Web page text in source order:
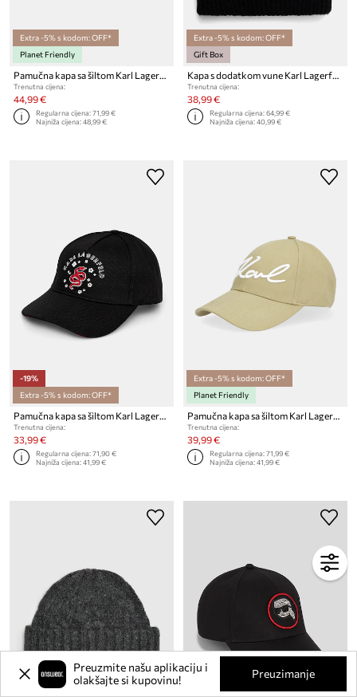
Extra -5% s kodom: OFF*
Planet Friendly
Trenutna cijena:
44,99 €
Regularna cijena:71,99 €
Najniža cijena:48,99 €
Extra -5% s kodom: OFF*
Gift Box
Trenutna cijena:
38,99 €
Regularna cijena:64,99 €
Najniža cijena:40,99 €
-19%
Extra -5% s kodom: OFF*
Pamučna kapa sa šiltom Karl Lagerfeld
Trenutna cijena:
33,99 €
Regularna cijena:71,90 €
Najniža cijena:41,99 €
Extra -5% s kodom: OFF*
Planet Friendly
Pamučna kapa sa šiltom Karl Lagerfeld K/SIGNATURE
Trenutna cijena:
39,99 €
Regularna cijena:71,99 €
Najniža cijena:41,99 €
Preuzmite našu aplikaciju i
olakšajte si kupovinu!
Preuzimanje